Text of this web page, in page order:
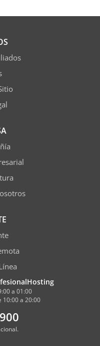
a 01:00
10:00 a 20:00